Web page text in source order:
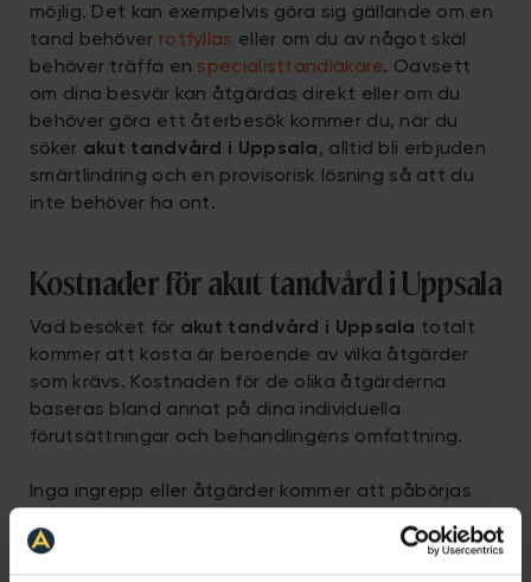
möjlig. Det kan exempelvis göra sig gällande om en
tand behöver rotfyllas eller om du av något skäl
behöver träffa en specialisttandläkare. Oavsett
om dina besvär kan åtgärdas direkt eller om du
behöver göra ett återbesök kommer du, när du
söker akut tandvård i Uppsala, alltid bli erbjuden
smärtlindring och en provisorisk lösning så att du
inte behöver ha ont.
Kostnader för akut tandvård i Uppsala
Vad besöket för akut tandvård i Uppsala totalt
kommer att kosta är beroende av vilka åtgärder
som krävs. Kostnaden för de olika åtgärderna
baseras bland annat på dina individuella
förutsättningar och behandlingens omfattning.
Inga ingrepp eller åtgärder kommer att påbörjas
alltid att få ett kostnadsförslag att ta ställning till.
På Aqua Dental har vi ingen jour- eller helgtaxa